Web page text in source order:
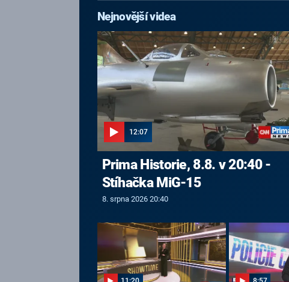
Nejnovější videa
12:07
Prima Historie, 8.8. v 20:40 -
Stíhačka MiG-15
8. srpna 2026 20:40